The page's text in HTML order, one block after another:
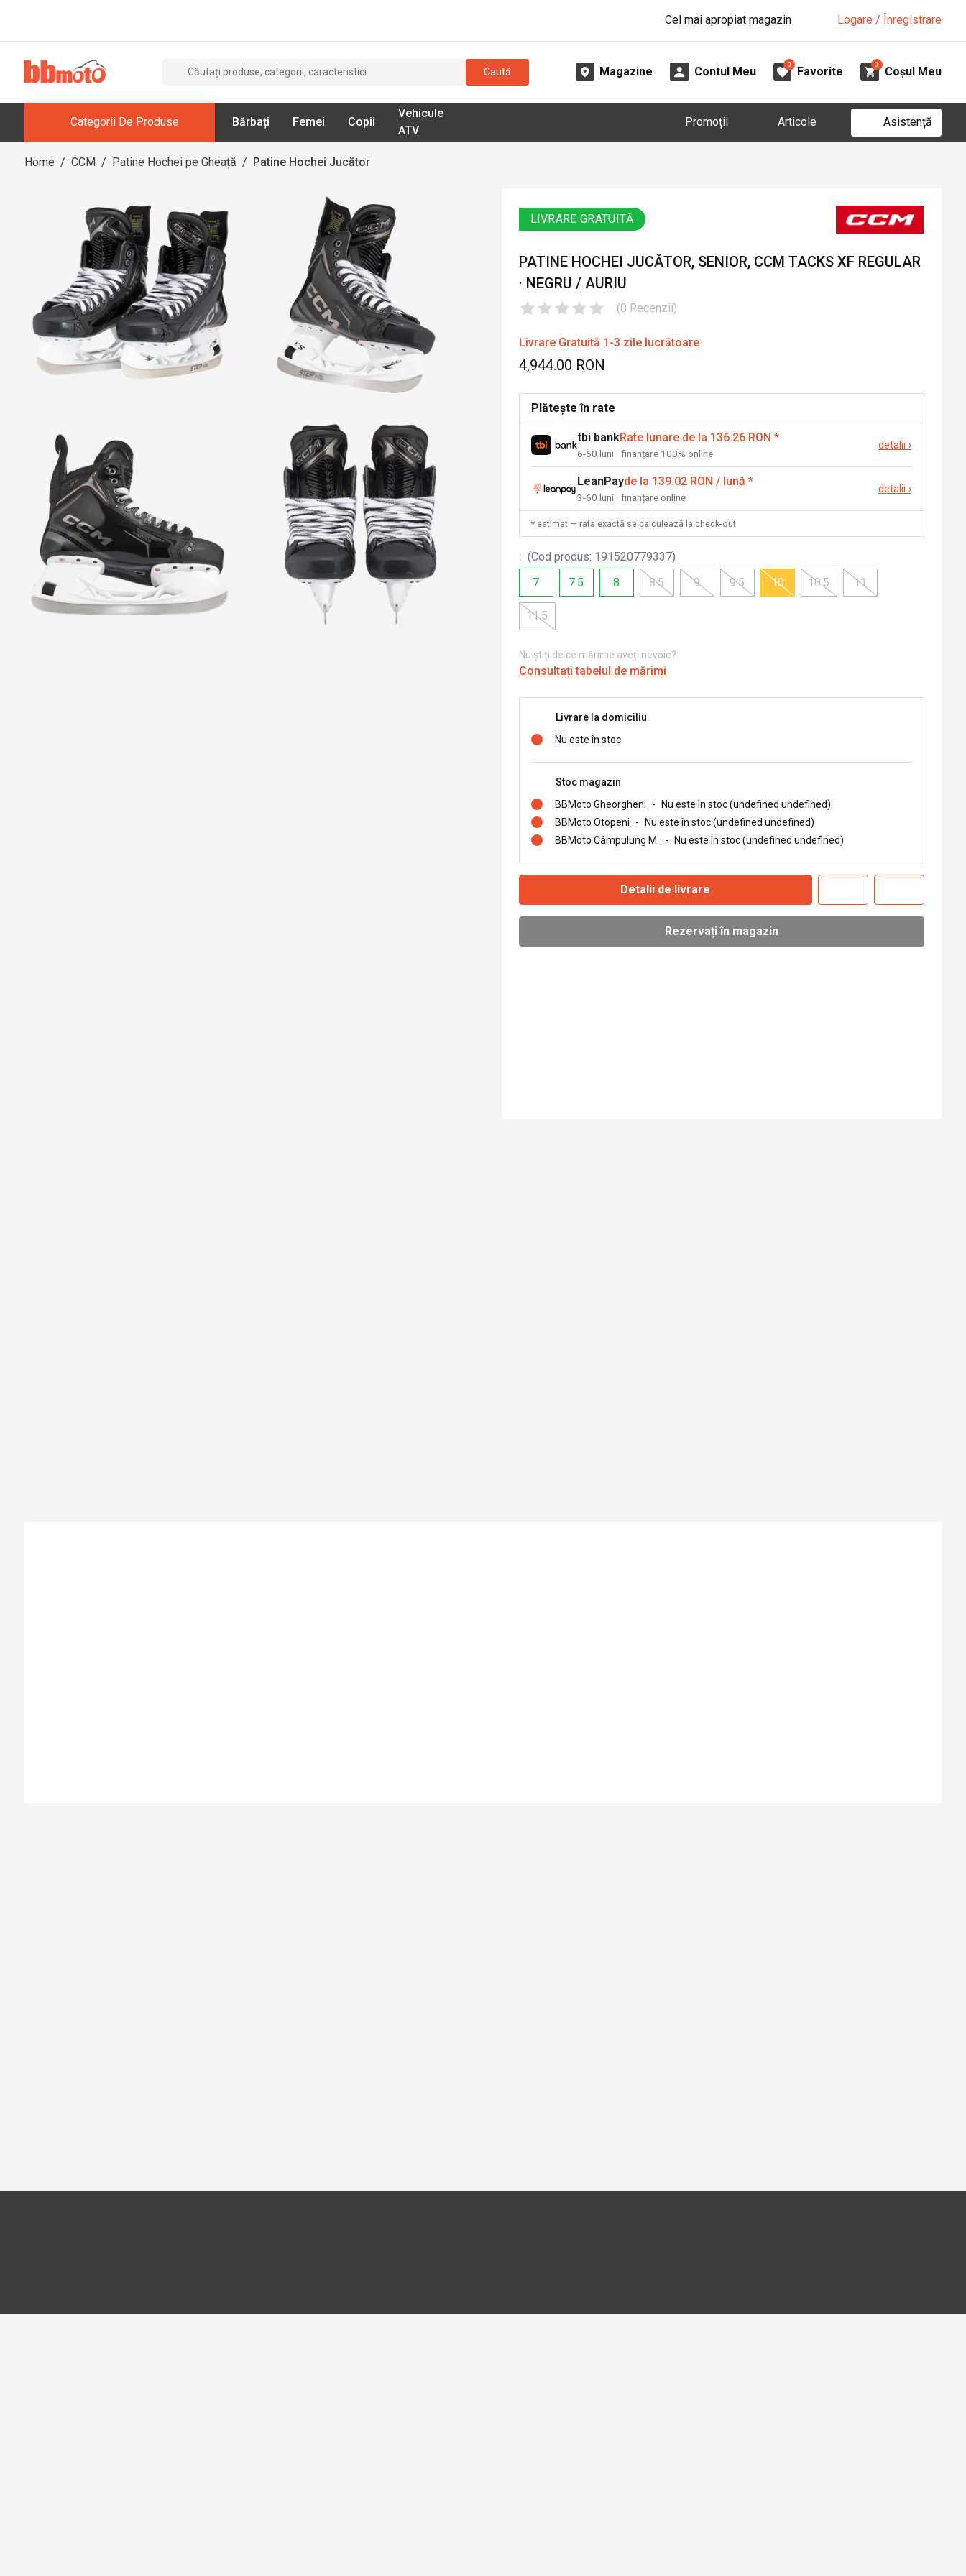
Cel mai apropiat magazin Logare / Înregistrare
Caută Magazine Contul Meu
0
Favorite
0
Coșul Meu
Categorii De Produse Bărbați Femei Copii
Vehicule
ATV
Promoții Articole Asistență
Home / CCM / Patine Hochei pe Gheață / Patine Hochei Jucător
LIVRARE GRATUITĂ
PATINE HOCHEI JUCĂTOR, SENIOR, CCM TACKS XF REGULAR
· NEGRU / AURIU
(0 Recenzii)
Livrare Gratuită 1-3 zile lucrătoare
4,944.00 RON
Plătește în rate
tbi bankRate lunare de la 136.26 RON *
6-60 luni · finanțare 100% online
detalii ›
LeanPayde la 139.02 RON / lună *
3-60 luni · finanțare online
detalii ›
* estimat — rata exactă se calculează la check-out
: (Cod produs: 191520779337)
7
7.5 8 8.5 9 9.5 10 10.5 11
11.5
Nu știți de ce mărime aveți nevoie?
Consultați tabelul de mărimi
Livrare la domiciliu
Nu este în stoc
Stoc magazin
BBMoto Gheorgheni
-
Nu este în stoc (undefined undefined)
BBMoto Otopeni
-
Nu este în stoc (undefined undefined)
BBMoto Câmpulung M.
- Nu este în stoc (undefined undefined)
Detalii de livrare
Rezervați în magazin